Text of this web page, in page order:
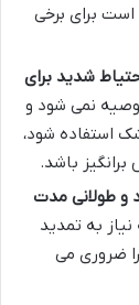
برای برخی
شدید برای
نمی شود و
استفاده شود،
باشد.
و طولانی مدت
نیاز به تمدید
ضروری می